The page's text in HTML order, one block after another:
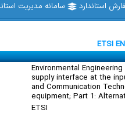
استاندارد سامانه مدیریت
ETSI
Environmental
supply interface at the
and Communication
equipment; Part 1:
ETSI